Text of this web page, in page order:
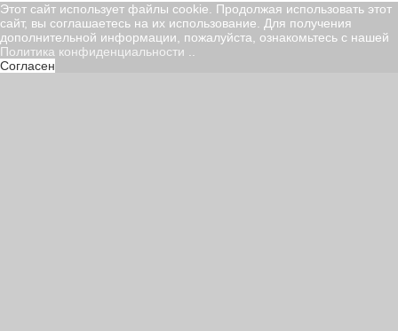
Этот сайт использует файлы cookie. Продолжая использовать этот
сайт, вы соглашаетесь на их использование. Для получения
дополнительной информации, пожалуйста, ознакомьтесь с нашей
Политика конфиденциальности
Согласен